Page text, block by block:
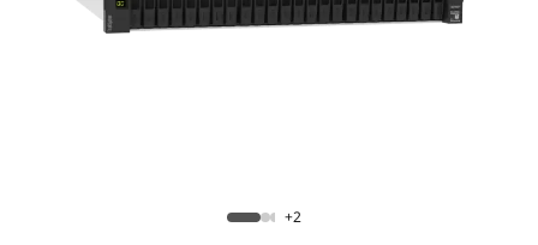
+2